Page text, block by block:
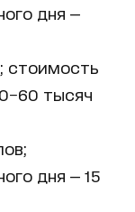
дня —
стоимость
тысяч
дня — 15